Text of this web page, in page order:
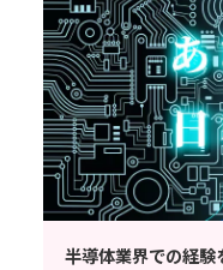
半導体業界での経験